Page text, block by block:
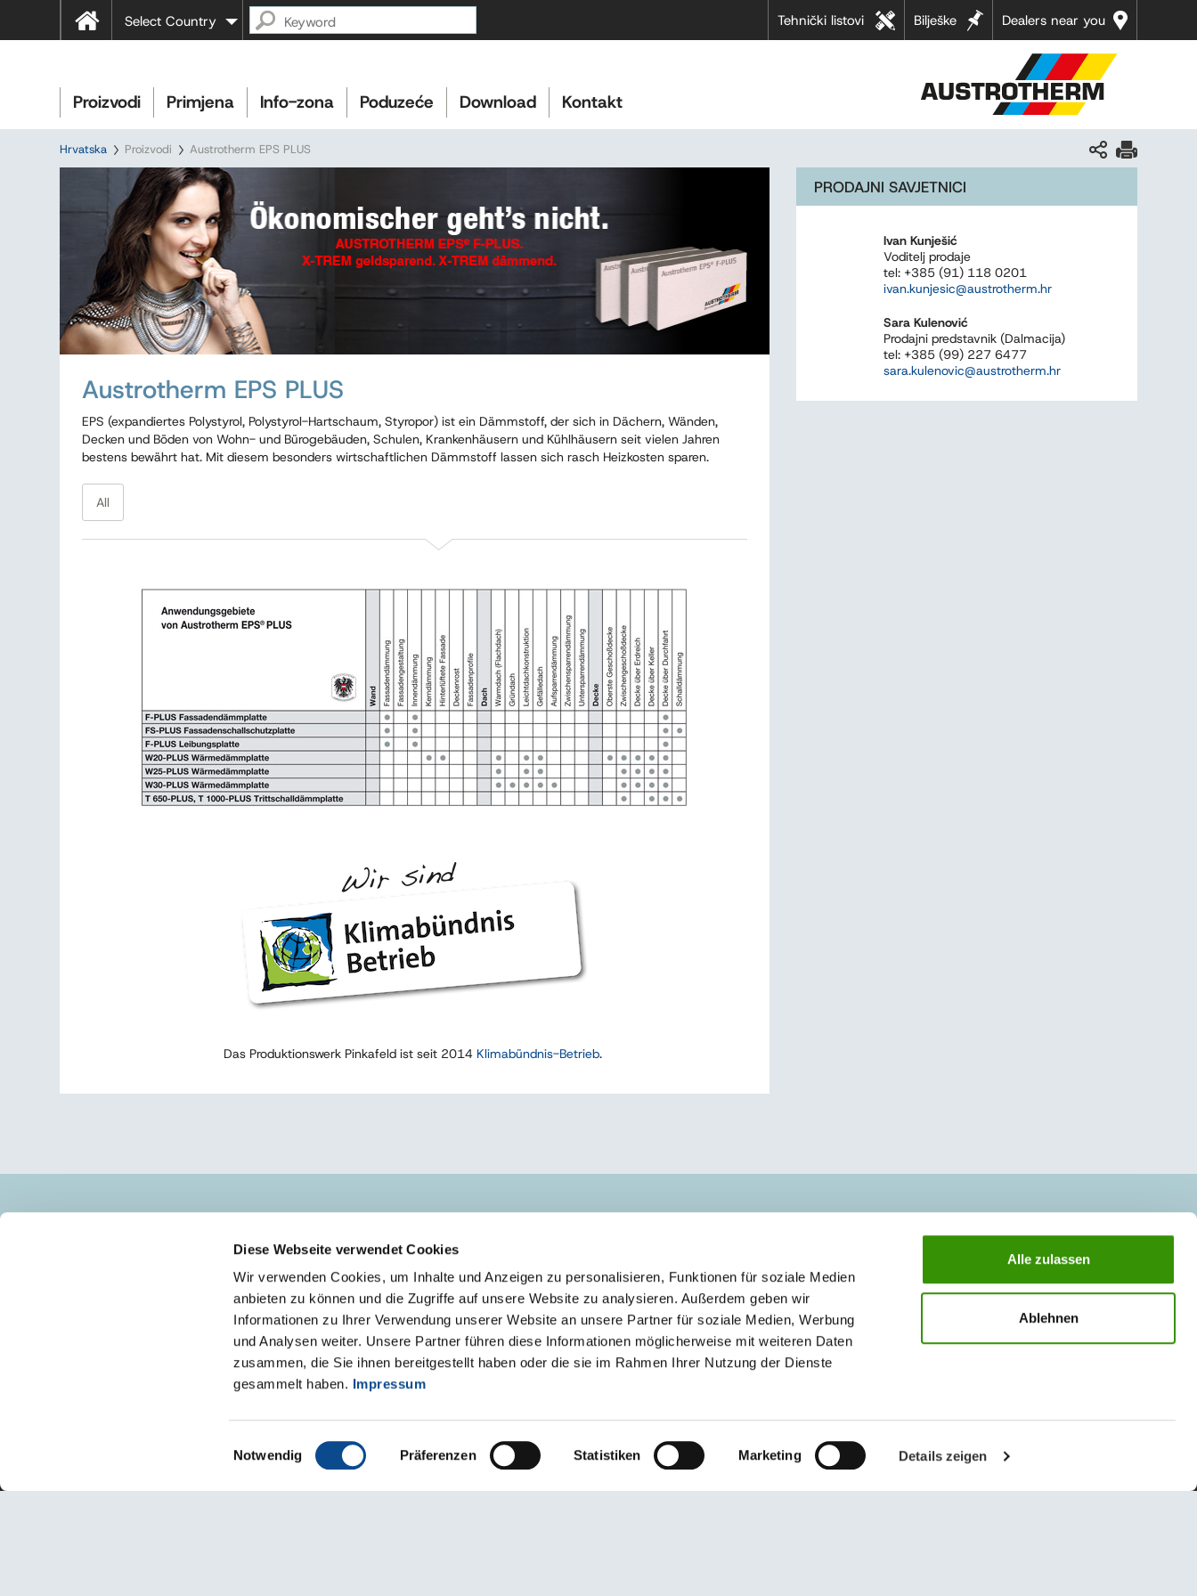
Diese Webseite verwendet Cookies
Wir verwenden Cookies, um Inhalte und Anzeigen zu personalisieren, Funktionen für soziale Medien
anbieten zu können und die Zugriffe auf unsere Website zu analysieren. Außerdem geben wir
Informationen zu Ihrer Verwendung unserer Website an unsere Partner für soziale Medien, Werbung
und Analysen weiter. Unsere Partner führen diese Informationen möglicherweise mit weiteren Daten
zusammen, die Sie ihnen bereitgestellt haben oder die sie im Rahmen Ihrer Nutzung der Dienste
gesammelt haben. Impressum
Einwilligungsauswahl
Notwendig Präferenzen Statistiken Marketing Details zeigen
Alle zulassen
Ablehnen
Dealers near you
Bilješke
Tehnički listovi
Select Country
Proizvodi Primjena Info-zona Poduzeće Download Kontakt
Hrvatska Proizvodi Austrotherm EPS PLUS
Austrotherm EPS PLUS
EPS (expandiertes Polystyrol, Polystyrol-Hartschaum, Styropor) ist ein Dämmstoff, der sich in Dächern, Wänden,
Decken und Böden von Wohn- und Bürogebäuden, Schulen, Krankenhäusern und Kühlhäusern seit vielen Jahren
bestens bewährt hat. Mit diesem besonders wirtschaftlichen Dämmstoff lassen sich rasch Heizkosten sparen.
All
Das Produktionswerk Pinkafeld ist seit 2014 Klimabündnis-Betrieb.
PRODAJNI SAVJETNICI
Ivan Kunješić
Voditelj prodaje
tel: +385 (91) 118 0201
ivan.kunjesic@austrotherm.hr
Sara Kulenović
Prodajni predstavnik (Dalmacija)
tel: +385 (99) 227 6477
sara.kulenovic@austrotherm.hr
Upute za korištenje internetske stranice Izjava o pristupačnosti